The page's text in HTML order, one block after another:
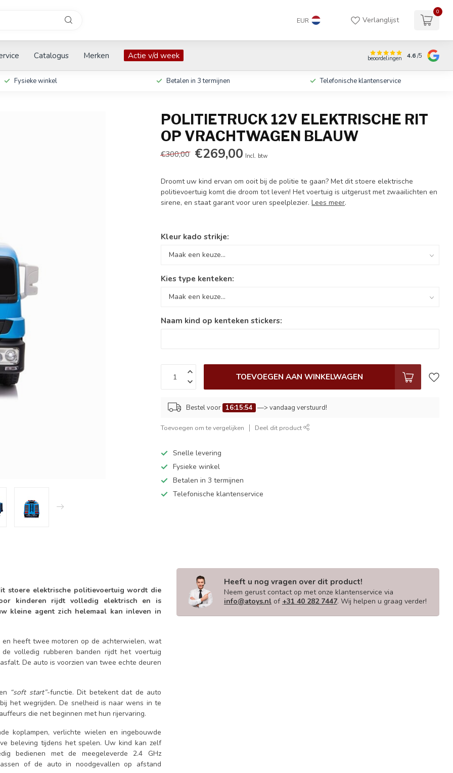
EUR Verlanglijst
0
Catalogus Merken Actie v/d week beoordelingen 4.6/5
Fysieke winkel Betalen in 3 termijnen Telefonische klantenservice
POLITIETRUCK 12V ELEKTRISCHE RIT
OP VRACHTWAGEN BLAUW
€300,00 €269,00 Incl. btw
Droomt uw kind ervan om ooit bij de politie te gaan? Met dit stoere elektrische
politievoertuig komt die droom tot leven! Het voertuig is uitgerust met zwaailichten en
sirene, en staat garant voor uren speelplezier.Lees meer.
Kleur kado strikje:
Kies type kenteken:
Naam kind op kenteken stickers:
TOEVOEGEN AAN WINKELWAGEN
Bestel voor 16:15:53 —> vandaag verstuurd!
Toevoegen om te vergelijken Deel dit product
Snelle levering
Fysieke winkel
Betalen in 3 termijnen
Telefonische klantenservice
stoere elektrische politievoertuig wordt die
kinderen rijdt volledig elektrisch en is
kleine agent zich helemaal kan inleven in
heeft twee motoren op de achterwielen, wat
volledig rubberen banden rijdt het voertuig
De auto is voorzien van twee echte deuren
“soft start”-functie. Dit betekent dat de auto
het wegrijden. De snelheid is naar wens in te
die net beginnen met hun rijervaring.
koplampen, verlichte wielen en ingebouwde
beleving tijdens het spelen. Uw kind kan zelf
bedienen met de meegeleverde 2.4 GHz
of de auto in noodgevallen op afstand
Heeft u nog vragen over dit product!
Neem gerust contact op met onze klantenservice via
info@atoys.nl of +31 40 282 7447. Wij helpen u graag verder!